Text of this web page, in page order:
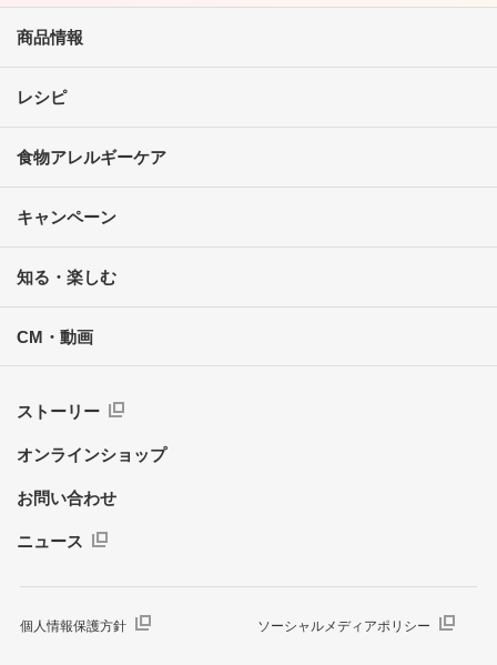
商品情報
レシピ
食物アレルギーケア
キャンペーン
知る・楽しむ
CM・動画
ストーリー
オンラインショップ
お問い合わせ
ニュース
個人情報保護方針 ソーシャルメディアポリシー